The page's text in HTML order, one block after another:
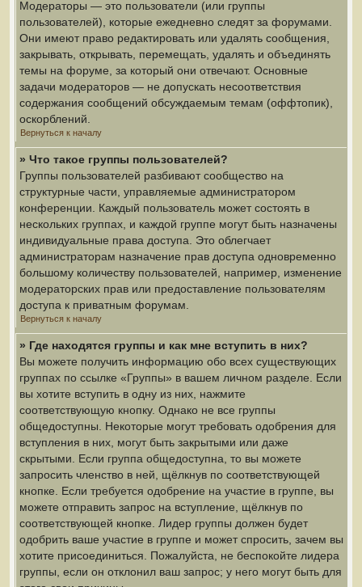
Модераторы — это пользователи (или группы
пользователей), которые ежедневно следят за форумами.
Они имеют право редактировать или удалять сообщения,
закрывать, открывать, перемещать, удалять и объединять
темы на форуме, за который они отвечают. Основные
задачи модераторов — не допускать несоответствия
содержания сообщений обсуждаемым темам (оффтопик),
оскорблений.
Вернуться к началу
» Что такое группы пользователей?
Группы пользователей разбивают сообщество на
структурные части, управляемые администратором
конференции. Каждый пользователь может состоять в
нескольких группах, и каждой группе могут быть назначены
индивидуальные права доступа. Это облегчает
администраторам назначение прав доступа одновременно
большому количеству пользователей, например, изменение
модераторских прав или предоставление пользователям
доступа к приватным форумам.
Вернуться к началу
» Где находятся группы и как мне вступить в них?
Вы можете получить информацию обо всех существующих
группах по ссылке «Группы» в вашем личном разделе. Если
вы хотите вступить в одну из них, нажмите
соответствующую кнопку. Однако не все группы
общедоступны. Некоторые могут требовать одобрения для
вступления в них, могут быть закрытыми или даже
скрытыми. Если группа общедоступна, то вы можете
запросить членство в ней, щёлкнув по соответствующей
кнопке. Если требуется одобрение на участие в группе, вы
можете отправить запрос на вступление, щёлкнув по
соответствующей кнопке. Лидер группы должен будет
одобрить ваше участие в группе и может спросить, зачем вы
хотите присоединиться. Пожалуйста, не беспокойте лидера
группы, если он отклонил ваш запрос; у него могут быть для